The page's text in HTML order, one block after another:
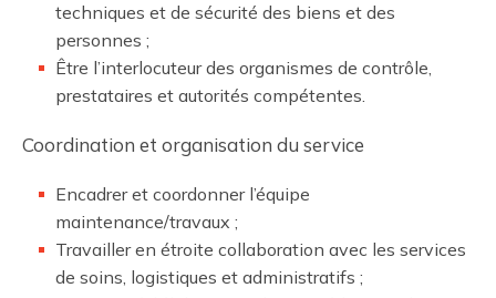
techniques et de sécurité des biens et des
personnes ;
Être l’interlocuteur des organismes de contrôle,
prestataires et autorités compétentes.
Coordination et organisation du service
Encadrer et coordonner l’équipe
maintenance/travaux ;
Travailler en étroite collaboration avec les services
de soins, logistiques et administratifs ;